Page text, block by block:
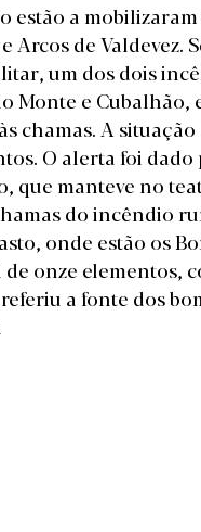
estão a
Arcos de Valdevez.
um dos dois
Monte e
chamas. A
O alerta foi
que manteve no
do incêndio
onde estão os
de onze
a fonte dos